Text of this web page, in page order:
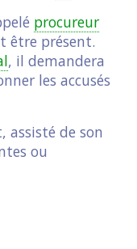
procureur
être présent.
, il demandera
les accusés
assisté de son
ou